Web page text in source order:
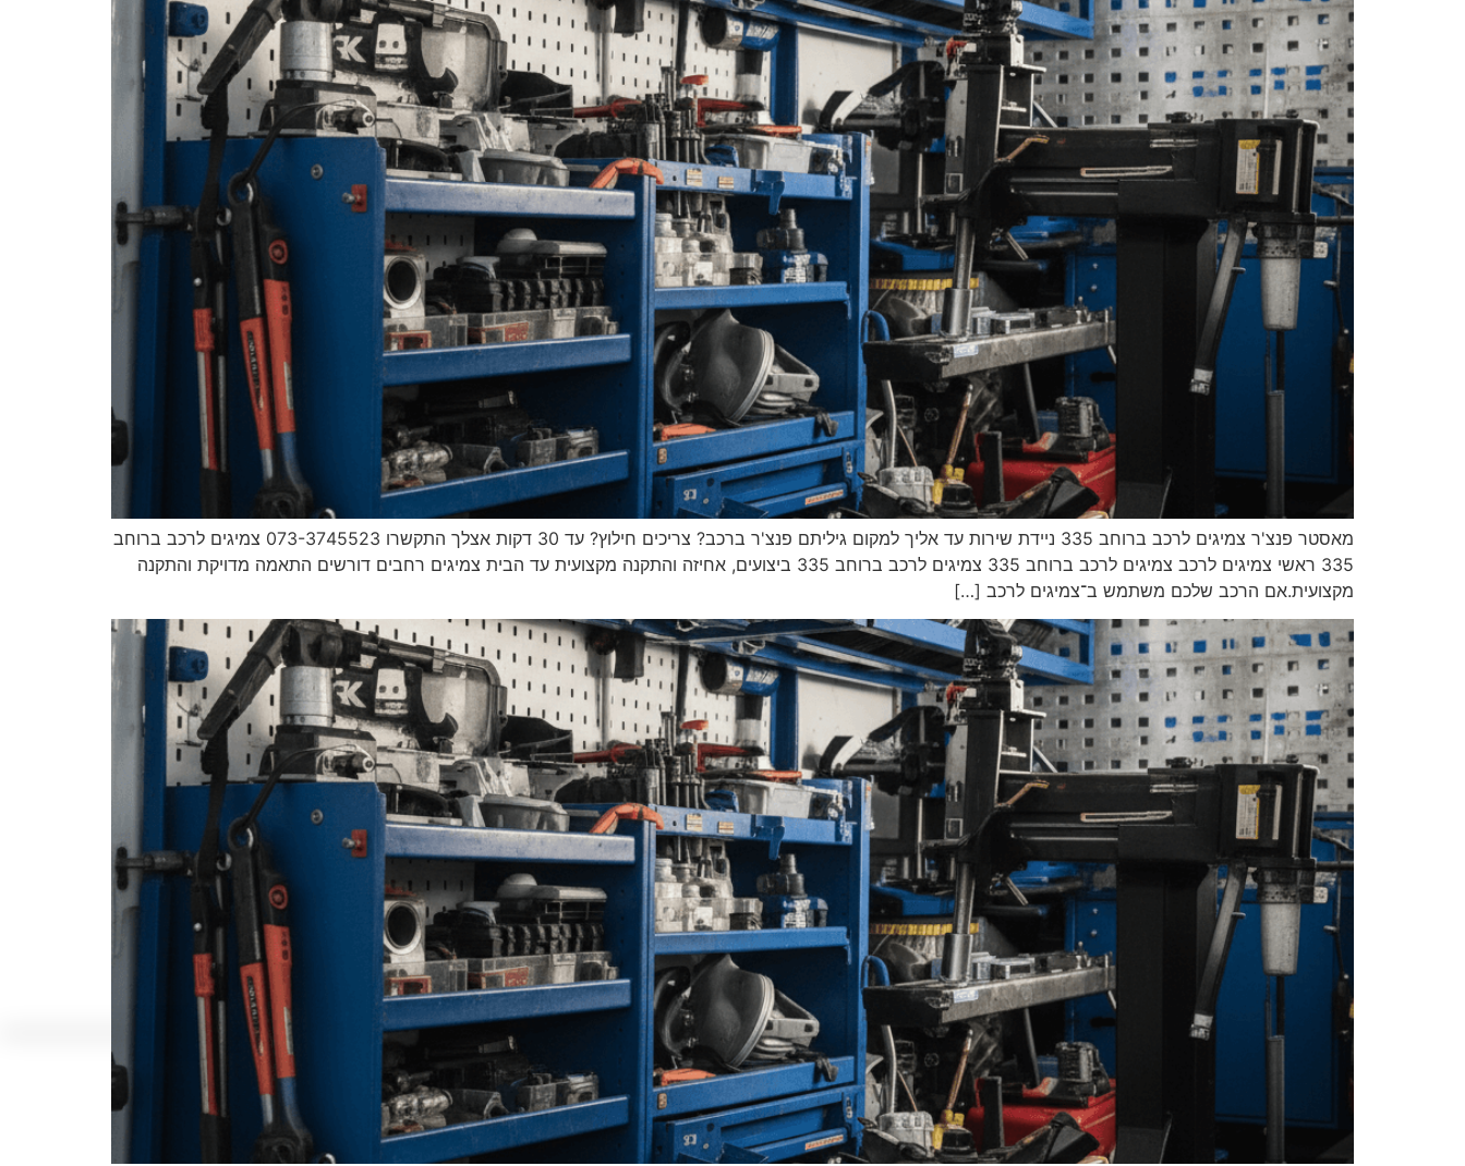
מאסטר פנצ'ר צמיגים לרכב ברוחב 335 ניידת שירות עד אליך למקום גיליתם פנצ'ר ברכב? צריכים חילוץ? עד 30 דקות אצלך התקשרו 073-3745523 צמיגים לרכב ברוחב
335 ראשי צמיגים לרכב צמיגים לרכב ברוחב 335 צמיגים לרכב ברוחב 335 ביצועים, אחיזה והתקנה מקצועית עד הבית צמיגים רחבים דורשים התאמה מדויקת והתקנה
מקצועית.אם הרכב שלכם משתמש ב־צמיגים לרכב […]